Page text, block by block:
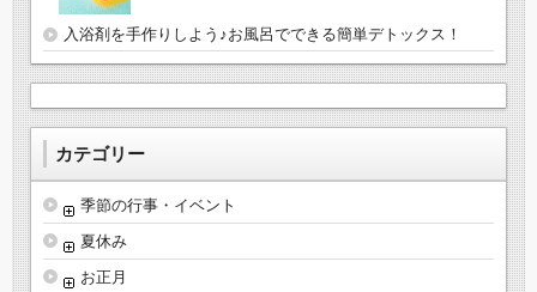
入浴剤を手作りしよう♪お風呂でできる簡単デトックス！
カテゴリー
季節の行事・イベント
夏休み
お正月